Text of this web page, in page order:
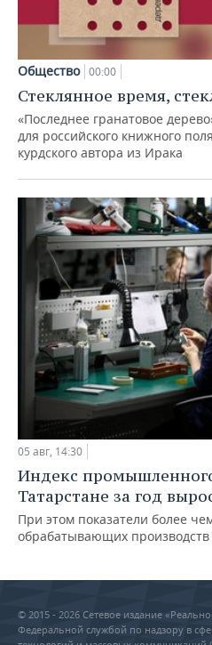
Общество 00:00
Стеклянное время,
«Последнее гранатовое
для российского книжного
курдского автора из Ирака
05 авг, 14:30
Индекс
Татарстане за год
При этом показатели более
обрабатывающих производств
© 2015 - 2026 Сетевое издание
Федеральной службой по надзору в